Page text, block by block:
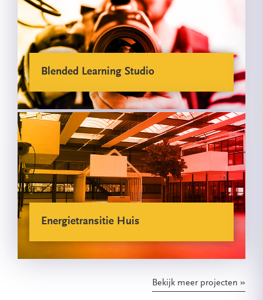
Blended Learning Studio
Energietransitie Huis
Bekijk meer projecten